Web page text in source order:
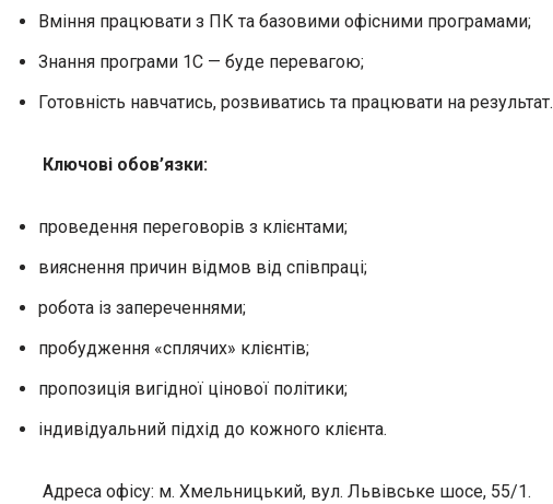
Вміння працювати з ПК та базовими офісними програмами;
Знання програми 1С — буде перевагою;
Готовність навчатись, розвиватись та працювати на результат.
Ключові обов’язки:
проведення переговорів з клієнтами;
вияснення причин відмов від співпраці;
робота із запереченнями;
пробудження «сплячих» клієнтів;
пропозиція вигідної цінової політики;
індивідуальний підхід до кожного клієнта.
Адреса офісу: м. Хмельницький, вул. Львівське шосе, 55/1.